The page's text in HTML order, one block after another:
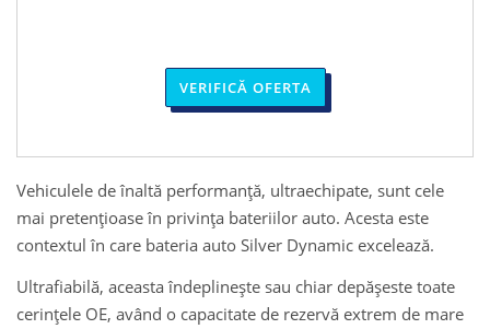
VERIFICĂ OFERTA
Vehiculele de înaltă performanță, ultraechipate, sunt cele
mai pretențioase în privința bateriilor auto. Acesta este
contextul în care bateria auto Silver Dynamic excelează.
Ultrafiabilă, aceasta îndeplinește sau chiar depășeste toate
cerințele OE, având o capacitate de rezervă extrem de mare